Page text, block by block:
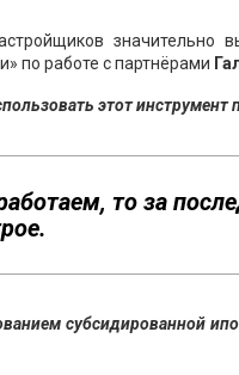
значительно
по работе с партнёрами
этот инструмент
то за
субсидированной